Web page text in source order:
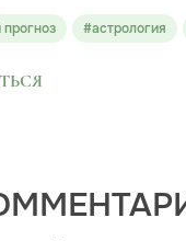
#астрология